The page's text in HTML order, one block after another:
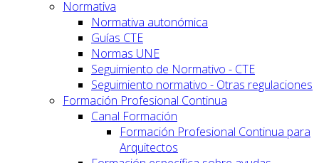
Normativa
Normativa autonómica
Guías CTE
Normas UNE
Seguimiento de Normativo - CTE
Seguimiento normativo - Otras regulaciones
Formación Profesional Continua
Canal Formación
Formación Profesional Continua para
Arquitectos